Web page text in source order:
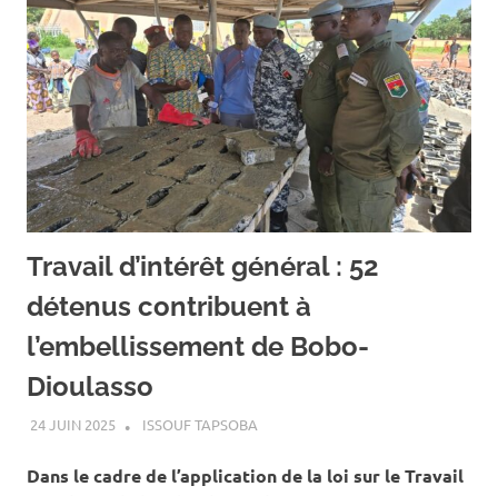
Travail d’intérêt général : 52
détenus contribuent à
l’embellissement de Bobo-
Dioulasso
24 JUIN 2025 ISSOUF TAPSOBA
Dans le cadre de l’application de la loi sur le Travail